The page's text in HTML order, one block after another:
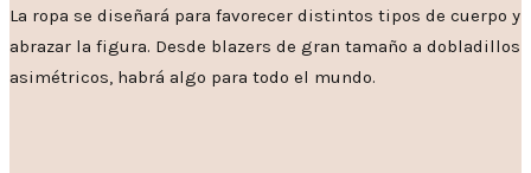
La ropa se diseñará para favorecer distintos tipos de cuerpo y
abrazar la figura. Desde blazers de gran tamaño a dobladillos
asimétricos, habrá algo para todo el mundo.